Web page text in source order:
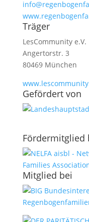
Träger
LesCommunity e.V.
Angertorstr. 3
80469 München
Geför­dert von
Mit­glied bei